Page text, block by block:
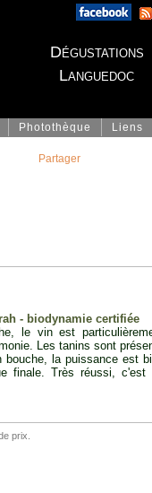
Dégustations
Languedoc
Photothèque Liens
- biodynamie certifiée
le vin est
Les tanins sont
la puissance est
finale. Très réussi, c'est
prix.
Partager